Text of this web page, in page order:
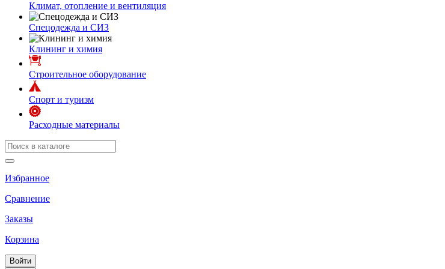
Климат, отопление и вентиляция
Спецодежда и СИЗ
Клининг и химия
Строительное оборудование
Спорт и туризм
Расходные материалы
Избранное
Сравнение
Заказы
Корзина
Войти